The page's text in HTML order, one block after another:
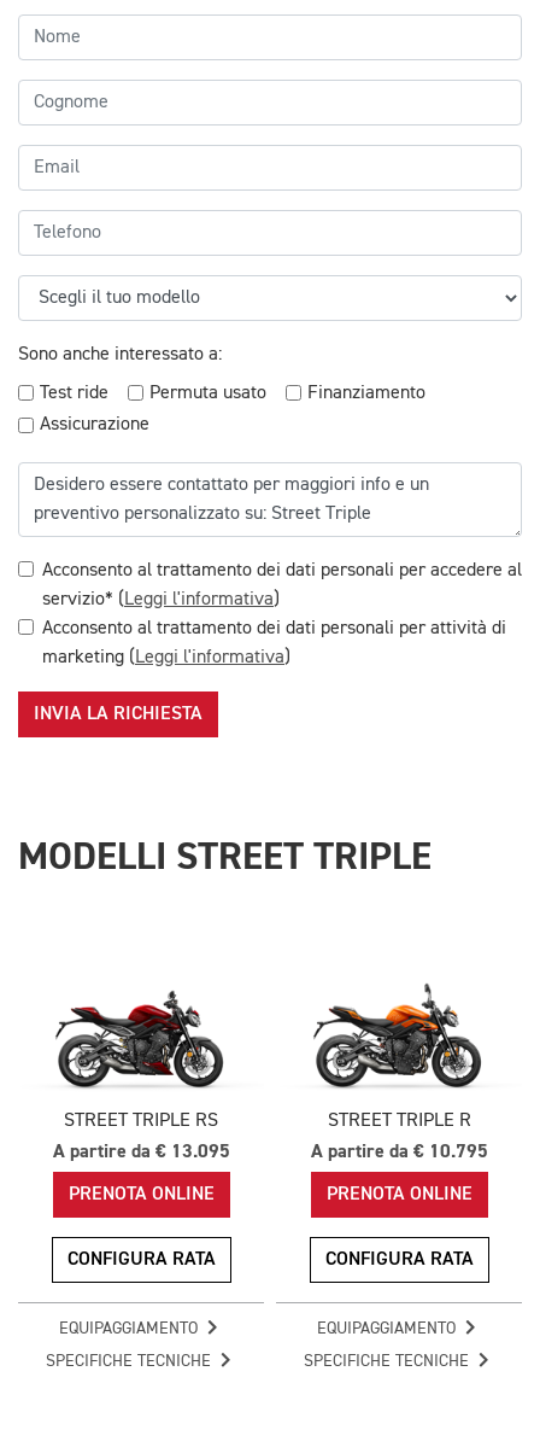
Sono anche interessato a:
Test ride
Permuta usato
Finanziamento
Assicurazione
Acconsento al trattamento dei dati personali per accedere al
servizio* (Leggi l'informativa)
Acconsento al trattamento dei dati personali per attività di
marketing (Leggi l'informativa)
INVIA LA RICHIESTA
MODELLI STREET TRIPLE
STREET TRIPLE RS
A partire da € 13.095
PRENOTA ONLINE
CONFIGURA RATA
EQUIPAGGIAMENTO
SPECIFICHE TECNICHE
STREET TRIPLE R
A partire da € 10.795
PRENOTA ONLINE
CONFIGURA RATA
EQUIPAGGIAMENTO
SPECIFICHE TECNICHE